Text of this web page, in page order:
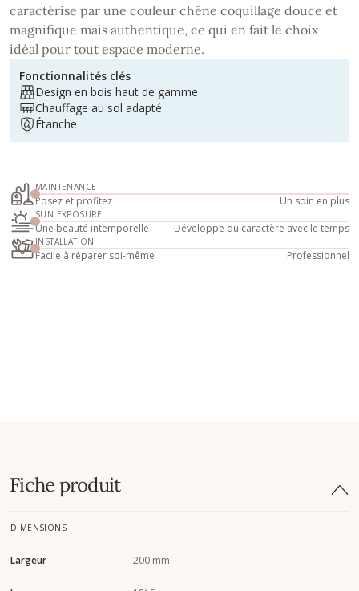
caractérise par une couleur chêne coquillage douce et
magnifique mais authentique, ce qui en fait le choix
idéal pour tout espace moderne.
Fonctionnalités clés
Design en bois haut de gamme
Chauffage au sol adapté
Étanche
MAINTENANCE
Posez et profitez Un soin en plus
SUN EXPOSURE
Une beauté intemporelle Développe du caractère avec le temps
INSTALLATION
Facile à réparer soi-même Professionnel
Fiche produit
DIMENSIONS
Largeur 200 mm